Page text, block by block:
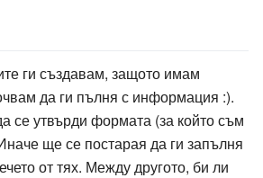
ги създавам, защото имам
да ги пълня с информация :).
се утвърди формата (за който съм
ще се постарая да ги запълня
от тях. Между другото, би ли